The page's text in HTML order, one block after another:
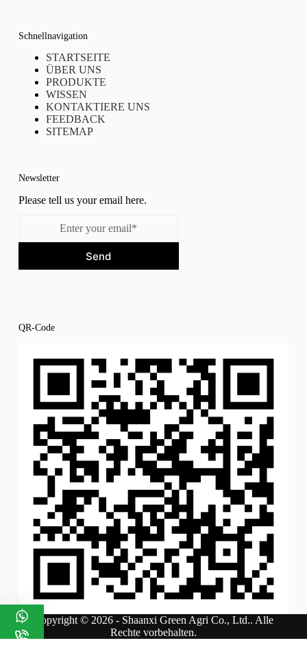
Schnellnavigation
STARTSEITE
ÜBER UNS
PRODUKTE
WISSEN
KONTAKTIERE UNS
FEEDBACK
SITEMAP
Newsletter
Please tell us your email here.
Send
QR-Code
Copyright © 2026 - Shaanxi Green Agri Co., Ltd.. Alle
Rechte vorbehalten.